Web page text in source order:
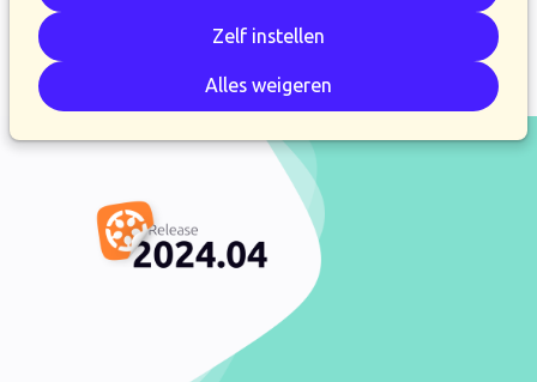
Zelf instellen
Alles weigeren
E-mail